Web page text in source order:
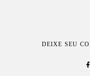
DEIXE SEU